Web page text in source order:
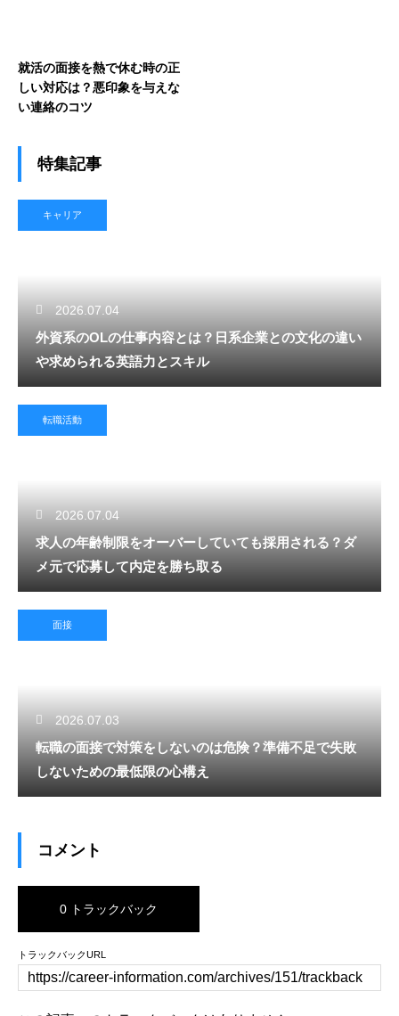
就活の面接を熱で休む時の正
しい対応は？悪印象を与えな
い連絡のコツ
特集記事
キャリア
2026.07.04
外資系のOLの仕事内容とは？日系企業との文化の違い
や求められる英語力とスキル
転職活動
2026.07.04
求人の年齢制限をオーバーしていても採用される？ダ
メ元で応募して内定を勝ち取る
面接
2026.07.03
転職の面接で対策をしないのは危険？準備不足で失敗
しないための最低限の心構え
コメント
0 トラックバック
トラックバックURL